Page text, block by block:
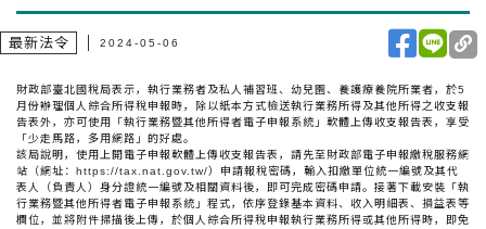
最新法令 2024-05-06
財政部臺北國稅局表示，執行業務者及私人補習班、幼兒園、養護療養院所業者，於5
月份辦理個人綜合所得稅申報時，除以紙本方式檢送執行業務所得及其他所得之收支報
告表外，亦可使用「執行業務暨其他所得者電子申報系統」軟體上傳收支報告表，享受
「少走馬路，多用網路」的好處。
該局說明，使用上開電子申報軟體上傳收支報告表，請先至財政部電子申報繳稅服務網
站（網址：https://tax.nat.gov.tw/）申請報稅密碼，輸入扣繳單位統一編號及其代
表人（負責人）身分證統一編號及相關資料後，即可完成密碼申請。接著下載安裝「執
行業務暨其他所得者電子申報系統」程式，依序登錄基本資料、收入明細表、損益表等
欄位，並將附件掃描後上傳，於個人綜合所得稅申報執行業務所得或其他所得時，即免